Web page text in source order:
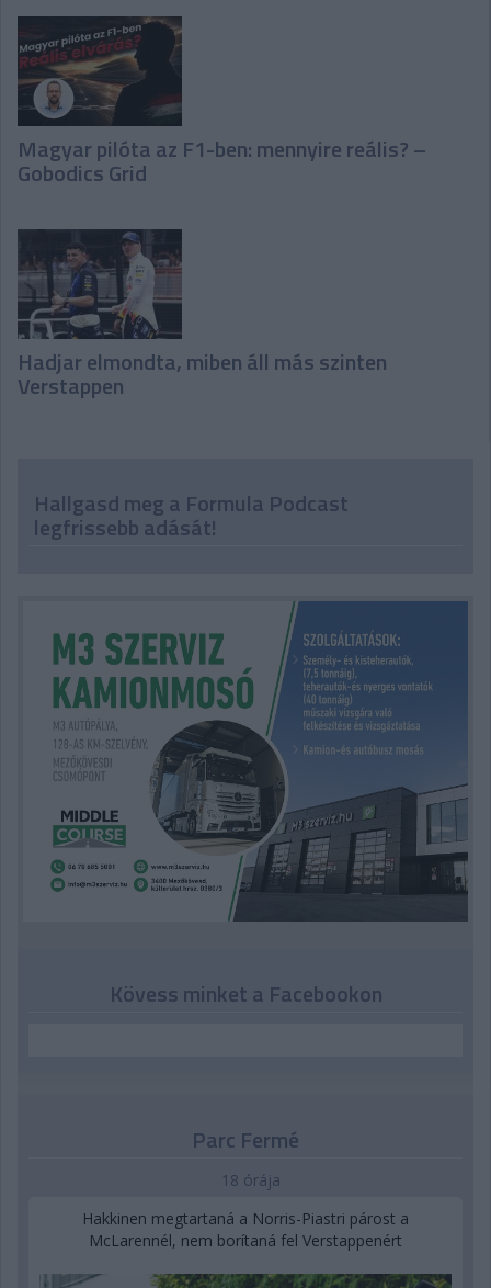
Magyar pilóta az F1-ben: mennyire reális? –
Gobodics Grid
Hadjar elmondta, miben áll más szinten
Verstappen
Hallgasd meg a Formula Podcast
legfrissebb adását!
Kövess minket a Facebookon
Parc Fermé
18 órája
Hakkinen megtartaná a Norris-Piastri párost a
McLarennél, nem borítaná fel Verstappenért